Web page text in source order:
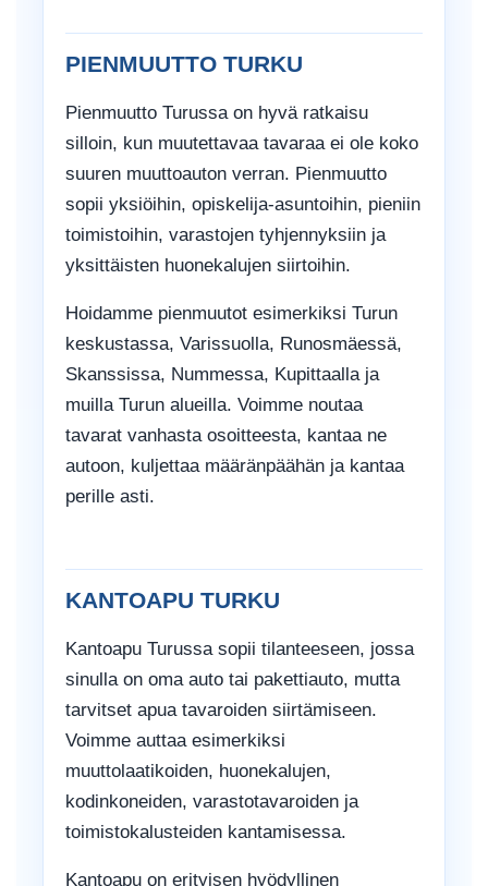
PIENMUUTTO TURKU
Pienmuutto Turussa on hyvä ratkaisu
silloin, kun muutettavaa tavaraa ei ole koko
suuren muuttoauton verran. Pienmuutto
sopii yksiöihin, opiskelija-asuntoihin, pieniin
toimistoihin, varastojen tyhjennyksiin ja
yksittäisten huonekalujen siirtoihin.
Hoidamme pienmuutot esimerkiksi Turun
keskustassa, Varissuolla, Runosmäessä,
Skanssissa, Nummessa, Kupittaalla ja
muilla Turun alueilla. Voimme noutaa
tavarat vanhasta osoitteesta, kantaa ne
autoon, kuljettaa määränpäähän ja kantaa
perille asti.
KANTOAPU TURKU
Kantoapu Turussa sopii tilanteeseen, jossa
sinulla on oma auto tai pakettiauto, mutta
tarvitset apua tavaroiden siirtämiseen.
Voimme auttaa esimerkiksi
muuttolaatikoiden, huonekalujen,
kodinkoneiden, varastotavaroiden ja
toimistokalusteiden kantamisessa.
Kantoapu on erityisen hyödyllinen